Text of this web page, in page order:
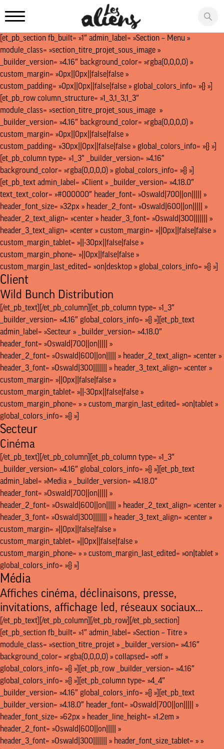
[et_pb_section fb_built= »1″ admin_label= »Section – Menu »
module_class= »section_titre_projet_sous_image »
_builder_version= »4.16″ background_color= »rgba(0,0,0,0) »
custom_margin= »0px||0px||false|false »
custom_padding= »0px||0px||false|false » global_colors_info= »{} »]
[et_pb_row column_structure= »1_3,1_3,1_3″
module_class= »section_titre_projet_sous_image »
_builder_version= »4.16″ background_color= »rgba(0,0,0,0) »
custom_margin= »0px||0px||false|false »
custom_padding= »30px||0px||false|false » global_colors_info= »{} »]
[et_pb_column type= »1_3″ _builder_version= »4.16″
background_color= »rgba(0,0,0,0) » global_colors_info= »{} »]
[et_pb_text admin_label= »Client » _builder_version= »4.18.0″
text_text_color= »#000000″ header_font= »Oswald|700||on||||| »
header_font_size= »32px » header_2_font= »Oswald|600||on||||| »
header_2_text_align= »center » header_3_font= »Oswald|300||||||| »
header_3_text_align= »center » custom_margin= »||0px||false|false »
custom_margin_tablet= »||-30px||false|false »
custom_margin_phone= »||0px||false|false »
custom_margin_last_edited= »on|desktop » global_colors_info= »{} »]
Client
Wild Bunch Distribution
[/et_pb_text][/et_pb_column][et_pb_column type= »1_3″
_builder_version= »4.16″ global_colors_info= »{} »][et_pb_text
admin_label= »Secteur » _builder_version= »4.18.0″
header_font= »Oswald|700||on||||| »
header_2_font= »Oswald|600||on||||| » header_2_text_align= »center »
header_3_font= »Oswald|300||||||| » header_3_text_align= »center »
custom_margin= »||0px||false|false »
custom_margin_tablet= »||-30px||false|false »
custom_margin_phone= » » custom_margin_last_edited= »on|tablet »
global_colors_info= »{} »]
Secteur
Cinéma
[/et_pb_text][/et_pb_column][et_pb_column type= »1_3″
_builder_version= »4.16″ global_colors_info= »{} »][et_pb_text
admin_label= »Media » _builder_version= »4.18.0″
header_font= »Oswald|700||on||||| »
header_2_font= »Oswald|600||on||||| » header_2_text_align= »center »
header_3_font= »Oswald|300||||||| » header_3_text_align= »center »
custom_margin= »||0px||false|false »
custom_margin_tablet= »||0px||false|false »
custom_margin_phone= » » custom_margin_last_edited= »on|tablet »
global_colors_info= »{} »]
Média
Affiches cinéma, déclinaisons, presse,
invitations, affichage led, réseaux sociaux…
[/et_pb_text][/et_pb_column][/et_pb_row][/et_pb_section]
[et_pb_section fb_built= »1″ admin_label= »Section – Titre »
module_class= »section_titre_projet » _builder_version= »4.16″
background_color= »rgba(0,0,0,0) » collapsed= »off »
global_colors_info= »{} »][et_pb_row _builder_version= »4.16″
global_colors_info= »{} »][et_pb_column type= »4_4″
_builder_version= »4.16″ global_colors_info= »{} »][et_pb_text
_builder_version= »4.18.0″ header_font= »Oswald|700||on||||| »
header_font_size= »62px » header_line_height= »1.2em »
header_2_font= »Oswald|600||on||||| »
header_3_font= »Oswald|300||||||| » header_font_size_tablet= » »